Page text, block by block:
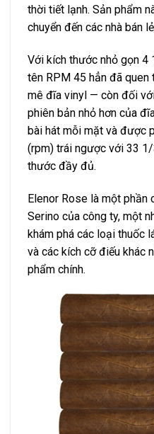
thời tiết lạnh. Sản phẩm
chuyển đến các nhà bán
Với kích thước nhỏ gọn 4
tên RPM 45 hẳn đã
mê đĩa vinyl — còn đối
phiên bản nhỏ hơn của
bài hát mỗi mặt và được
(rpm) trái ngược với 33
thước đầy đủ.
Elenor Rose là một phần
Serino của công ty, một
khám phá các loại thuốc
và các kích cỡ điếu khác
phẩm chính.